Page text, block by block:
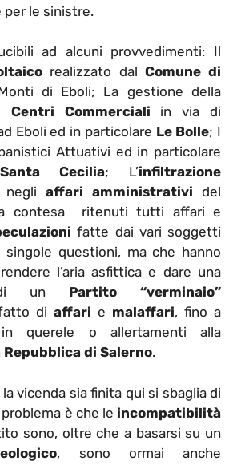
per le sinistre.
ad alcuni provvedimenti: Il
realizzato dal Comune di
di Eboli; La gestione della
Centri Commerciali in via di
Eboli ed in particolare Le Bolle; I
Attuativi ed in particolare
Santa Cecilia; L’infiltrazione
negli affari amministrativi del
contesa ritenuti tutti affari e
fatte dai vari soggetti
questioni, ma che hanno
l’aria asfittica e dare una
di un Partito “verminaio”
di affari e malaffari, fino a
in querele o allertamenti alla
di Salerno.
vicenda sia finita qui si sbaglia di
è che le incompatibilità
sono, oltre che a basarsi su un
, sono ormai anche